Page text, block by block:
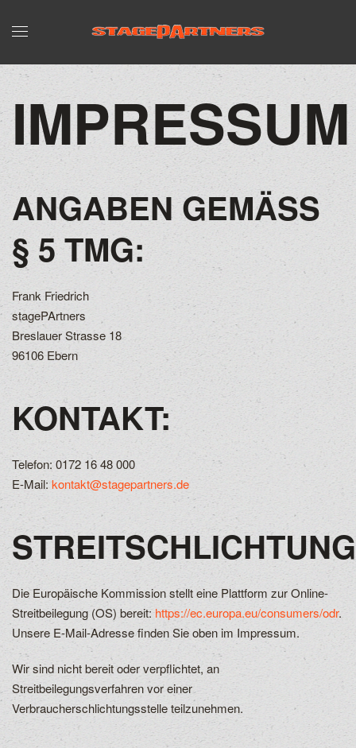
IMPRESSUM
ANGABEN GEMÄSS §
5 TMG:
Frank Friedrich
stagePArtners
Breslauer Strasse 18
96106 Ebern
KONTAKT:
Telefon: 0172 16 48 000
E-Mail: kontakt@stagepartners.de
STREITSCHLICHTUNG
Die Europäische Kommission stellt eine Plattform zur Online-
Streitbeilegung (OS) bereit: https://ec.europa.eu/consumers/odr.
Unsere E-Mail-Adresse finden Sie oben im Impressum.
Wir sind nicht bereit oder verpflichtet, an
Streitbeilegungsverfahren vor einer
Verbraucherschlichtungsstelle teilzunehmen.